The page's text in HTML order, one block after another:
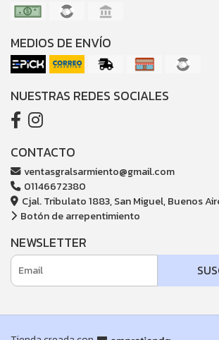
MEDIOS DE ENVÍO
NUESTRAS REDES SOCIALES
CONTACTO
ventasgralsarmiento@gmail.com
01146672380
Cjal. Tribulato 1883, San Miguel, Buenos
Botón de arrepentimiento
NEWSLETTER